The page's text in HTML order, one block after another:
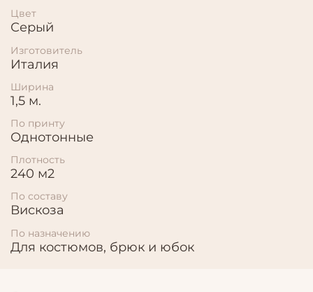
Цвет
Серый
Изготовитель
Италия
Ширина
1,5 м.
По принту
Однотонные
Плотность
240 м2
По составу
Вискоза
По назначению
Для костюмов, брюк и юбок